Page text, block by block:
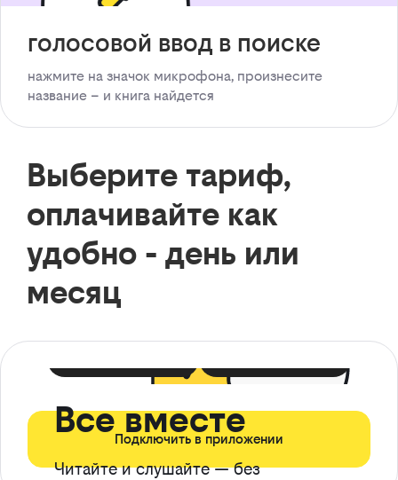
голосовой ввод в поиске
нажмите на значок микрофона, произнесите
название – и книга найдется
Выберите тариф,
оплачивайте как
удобно - день или
месяц
Все вместе
Читайте и слушайте — без
Подключить в приложении